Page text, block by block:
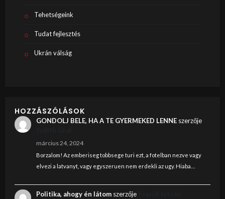
Tehetségeink
Tudat fejlesztés
Ukrán válság
HOZZÁSZÓLÁSOK
GONDOLJ BELE, HA A TE GYERMEKED LENNEszerzője
március 24, 2024
Borzalom! Az emberiseg tobbsege turi ezt, a fotelban nezve vagy
elvezi a latvanyt, vagy egyszeruen nem erdekli az ugy. Hiaba…
Politika, ahogy én látomszerzője